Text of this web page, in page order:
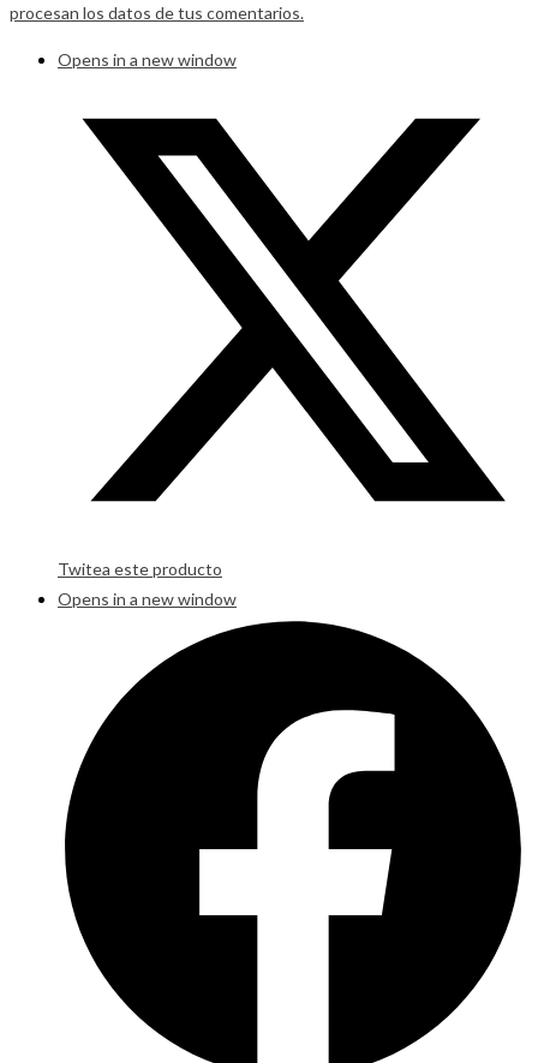
procesan los datos de tus comentarios.
Opens in a new window
Twitea este producto
Opens in a new window